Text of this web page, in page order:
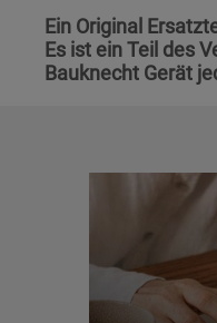
Ein Original
Es ist ein Teil des
Bauknecht Gerät